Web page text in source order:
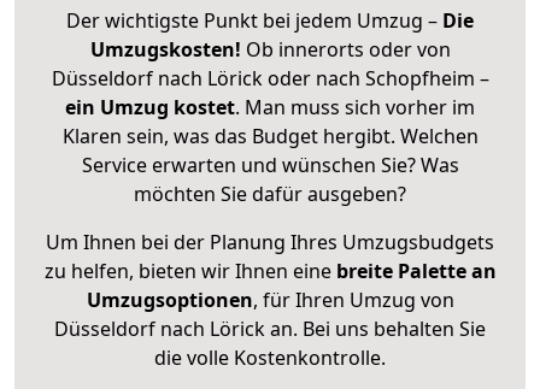
Der wichtigste Punkt bei jedem Umzug – Die
Umzugskosten! Ob innerorts oder von
Düsseldorf nach Lörick oder nach Schopfheim –
ein Umzug kostet. Man muss sich vorher im
Klaren sein, was das Budget hergibt. Welchen
Service erwarten und wünschen Sie? Was
möchten Sie dafür ausgeben?
Um Ihnen bei der Planung Ihres Umzugsbudgets
zu helfen, bieten wir Ihnen eine breite Palette an
Umzugsoptionen, für Ihren Umzug von
Düsseldorf nach Lörick an. Bei uns behalten Sie
die volle Kostenkontrolle.